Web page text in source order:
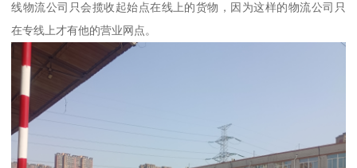
线物流公司只会揽收起始点在线上的货物，因为这样的物流公司只
在专线上才有他的营业网点。